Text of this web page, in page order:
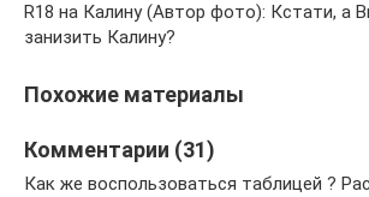
R18 на Калину (Автор фото): Кстати, а
занизить Калину?
Похожие материалы
Комментарии (31)
Как же воспользоваться таблицей ?